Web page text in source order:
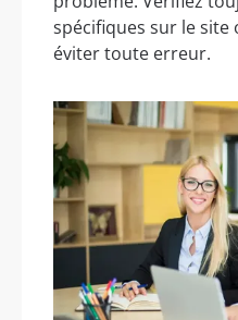
spécifiques sur le site
éviter toute erreur.